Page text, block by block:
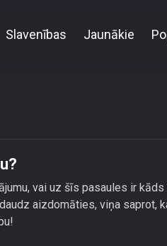
Slavenības Jaunākie
vai uz šīs pasaules ir kāds
aizdomāties, viņa saprot,